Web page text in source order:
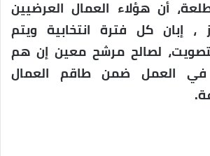
أن هؤلاء العمال العرضيين
، إبان كل فترة انتخابية ويتم
لصالح مرشح معين إن هم
في العمل ضمن طاقم العمال